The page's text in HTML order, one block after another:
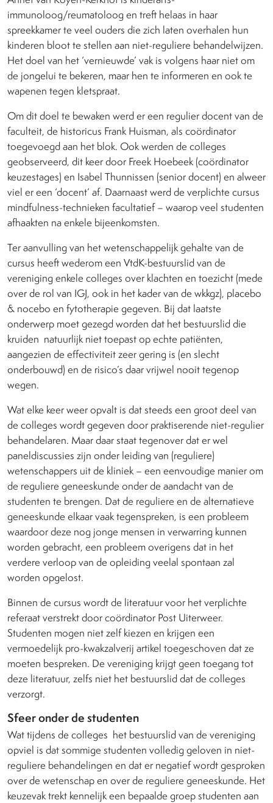
immunoloog/reumatoloog en treft helaas in haar
spreekkamer te veel ouders die zich laten overhalen hun
kinderen bloot te stellen aan niet-reguliere behandelwijzen.
Het doel van het ‘vernieuwde’ vak is volgens haar niet om
de jongelui te bekeren, maar hen te informeren en ook te
wapenen tegen kletspraat.
Om dit doel te bewaken werd er een regulier docent van de
faculteit, de historicus Frank Huisman, als coördinator
toegevoegd aan het blok. Ook werden de colleges
geobserveerd, dit keer door Freek Hoebeek (coördinator
keuzestages) en Isabel Thunnissen (senior docent) en alweer
viel er een ‘docent’ af. Daarnaast werd de verplichte cursus
mindfulness-technieken facultatief – waarop veel studenten
afhaakten na enkele bijeenkomsten.
Ter aanvulling van het wetenschappelijk gehalte van de
cursus heeft wederom een VtdK-bestuurslid van de
vereniging enkele colleges over klachten en toezicht (mede
over de rol van IGJ, ook in het kader van de wkkgz), placebo
& nocebo en fytotherapie gegeven. Bij dat laatste
onderwerp moet gezegd worden dat het bestuurslid die
kruiden natuurlijk niet toepast op echte patiënten,
aangezien de effectiviteit zeer gering is (en slecht
onderbouwd) en de risico’s daar vrijwel nooit tegenop
wegen.
Wat elke keer weer opvalt is dat steeds een groot deel van
de colleges wordt gegeven door praktiserende niet-regulier
behandelaren. Maar daar staat tegenover dat er wel
paneldiscussies zijn onder leiding van (reguliere)
wetenschappers uit de kliniek – een eenvoudige manier om
de reguliere geneeskunde onder de aandacht van de
studenten te brengen. Dat de reguliere en de alternatieve
geneeskunde elkaar vaak tegenspreken, is een probleem
waardoor deze nog jonge mensen in verwarring kunnen
worden gebracht, een probleem overigens dat in het
verdere verloop van de opleiding veelal spontaan zal
worden opgelost.
Binnen de cursus wordt de literatuur voor het verplichte
referaat verstrekt door coördinator Post Uiterweer.
Studenten mogen niet zelf kiezen en krijgen een
vermoedelijk pro-kwakzalverij artikel toegeschoven dat ze
moeten bespreken. De vereniging krijgt geen toegang tot
deze literatuur, zelfs niet het bestuurslid dat de colleges
verzorgt.
Sfeer onder de studenten
Wat tijdens de colleges het bestuurslid van de vereniging
opviel is dat sommige studenten volledig geloven in niet-
reguliere behandelingen en dat er negatief wordt gesproken
over de wetenschap en over de reguliere geneeskunde. Het
keuzevak trekt kennelijk een bepaalde groep studenten aan